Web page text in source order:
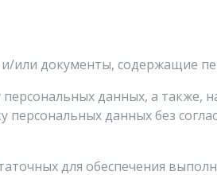
или документы, содержащие
данных, а
данных без
для обеспечения